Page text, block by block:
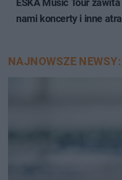
ESKA Music Tour
nami koncerty i inne
NAJNOWSZE NEWSY: